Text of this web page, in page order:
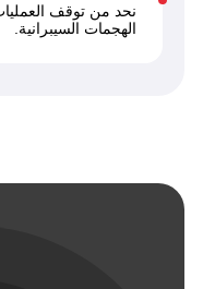
نحد من توقف
الهجمات السيبرانية.